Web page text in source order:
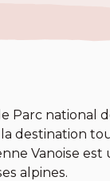
Parc national
la destination
Vanoise
alpines.